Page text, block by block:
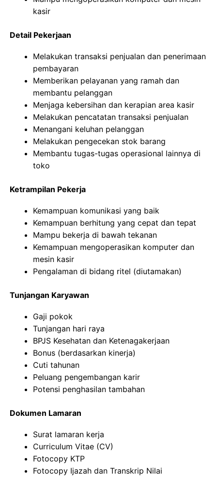
kasir
Detail Pekerjaan
Melakukan transaksi penjualan dan penerimaan
pembayaran
Memberikan pelayanan yang ramah dan
membantu pelanggan
Menjaga kebersihan dan kerapian area kasir
Melakukan pencatatan transaksi penjualan
Menangani keluhan pelanggan
Melakukan pengecekan stok barang
Membantu tugas-tugas operasional lainnya di
toko
Ketrampilan Pekerja
Kemampuan komunikasi yang baik
Kemampuan berhitung yang cepat dan tepat
Mampu bekerja di bawah tekanan
Kemampuan mengoperasikan komputer dan
mesin kasir
Pengalaman di bidang ritel (diutamakan)
Tunjangan Karyawan
Gaji pokok
Tunjangan hari raya
BPJS Kesehatan dan Ketenagakerjaan
Bonus (berdasarkan kinerja)
Cuti tahunan
Peluang pengembangan karir
Potensi penghasilan tambahan
Dokumen Lamaran
Surat lamaran kerja
Curriculum Vitae (CV)
Fotocopy KTP
Fotocopy Ijazah dan Transkrip Nilai